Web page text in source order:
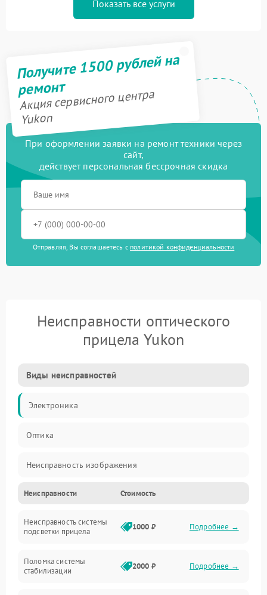
Показать все услуги
Получите 1500 рублей на
ремонт
Акция сервисного центра
Yukon
При оформлении заявки на ремонт техники через
сайт,
действует персональная бессрочная скидка
Отправляя, Вы соглашаетесь с политикой конфиденциальности
Неисправности оптического
прицела Yukon
Виды неисправностей
Электроника
Оптика
Неисправность изображения
Механические повреждения
Неисправность фокусировки и оптики
Неисправности Стоимость
Неисправность системы
подсветки прицела
1000 ₽ Подробнее →
Поломка системы
стабилизации
2000 ₽ Подробнее →